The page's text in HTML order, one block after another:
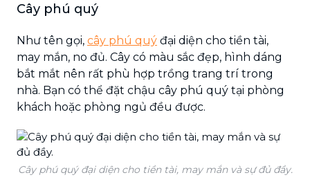
Cây phú quý
Như tên gọi, cây phú quý đại diện cho tiền tài,
may mắn, no đủ. Cây có màu sắc đẹp, hình dáng
bắt mắt nên rất phù hợp trồng trang trí trong
nhà. Bạn có thể đặt chậu cây phú quý tại phòng
khách hoặc phòng ngủ đều được.
Cây phú quý đại diện cho tiền tài, may mắn và sự đủ đầy.